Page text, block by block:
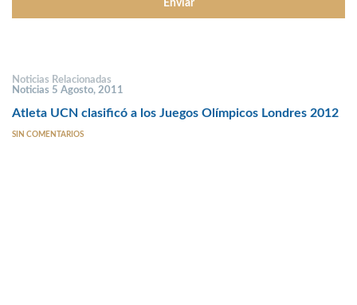
Noticias Relacionadas
Noticias 5 Agosto, 2011
Atleta UCN clasificó a los Juegos Olímpicos Londres 2012
SIN COMENTARIOS